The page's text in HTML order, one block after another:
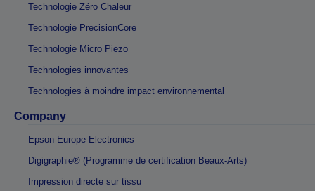
Technologie Zéro Chaleur
Technologie PrecisionCore
Technologie Micro Piezo
Technologies innovantes
Technologies à moindre impact environnemental
Company
Epson Europe Electronics
Digigraphie® (Programme de certification Beaux-Arts)
Impression directe sur tissu